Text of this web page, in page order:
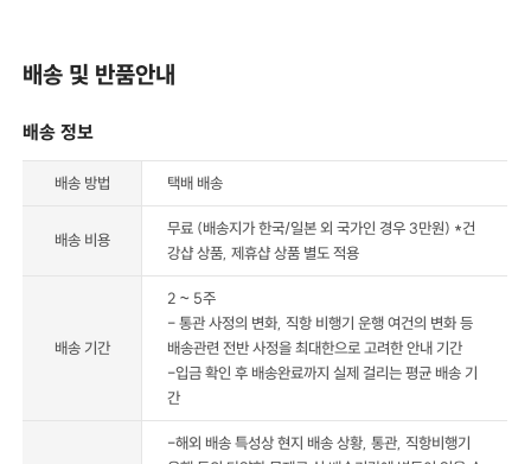
배송 및 반품안내
배송 정보
배송 방법 택배 배송
배송 비용
무료 (배송지가 한국/일본 외 국가인 경우 3만원) *건
강샵 상품, 제휴샵 상품 별도 적용
배송 기간
2 ~ 5주
- 통관 사정의 변화, 직항 비행기 운행 여건의 변화 등
배송관련 전반 사정을 최대한으로 고려한 안내 기간
-입금 확인 후 배송완료까지 실제 걸리는 평균 배송 기
간
-해외 배송 특성상 현지 배송 상황, 통관, 직항비행기